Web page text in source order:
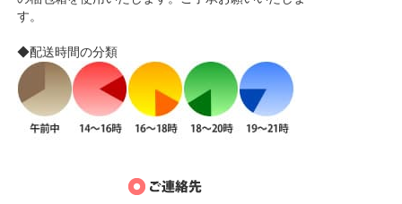
す。
◆配送時間の分類